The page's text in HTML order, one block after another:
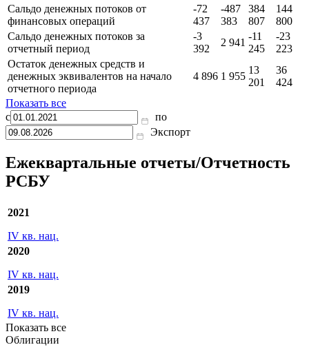
Сальдо денежных потоков от
финансовых операций
-72
437
-487
383
384
807
144
800
Сальдо денежных потоков за
отчетный период
-3
392
2 941
-11
245
-23
223
Остаток денежных средств и
денежных эквивалентов на начало
отчетного периода
4 896 1 955
13
201
36
424
Показать все
с
по
Экспорт
Ежеквартальные отчеты/Отчетность
РСБУ
2021
IV кв. нац.
2020
IV кв. нац.
2019
IV кв. нац.
Показать все
Облигации